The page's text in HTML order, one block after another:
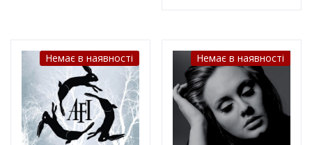
Немає в наявності Немає в наявності